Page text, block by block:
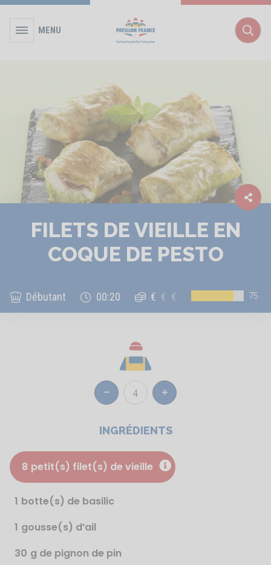
MENU
FILETS DE VIEILLE EN
COQUE DE PESTO
Débutant 00:20 € € € 75
Réduire 4 Augmenter
INGRÉDIENTS
8 petit(s) filet(s) de vieille
1 botte(s) de basilic
1 gousse(s) d’ail
30 g de pignon de pin